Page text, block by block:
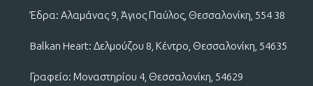
Έδρα: Αλαμάνας 9, Άγιος Παύλος, Θεσσαλονίκη, 554 38
Balkan Heart: Δελμούζου 8, Κέντρο, Θεσσαλονίκη, 54635
Γραφείο: Μοναστηρίου 4, Θεσσαλονίκη, 54629